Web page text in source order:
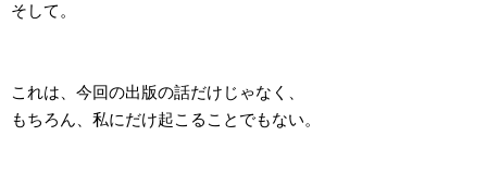
そして。
これは、今回の出版の話だけじゃなく、
もちろん、私にだけ起こることでもない。